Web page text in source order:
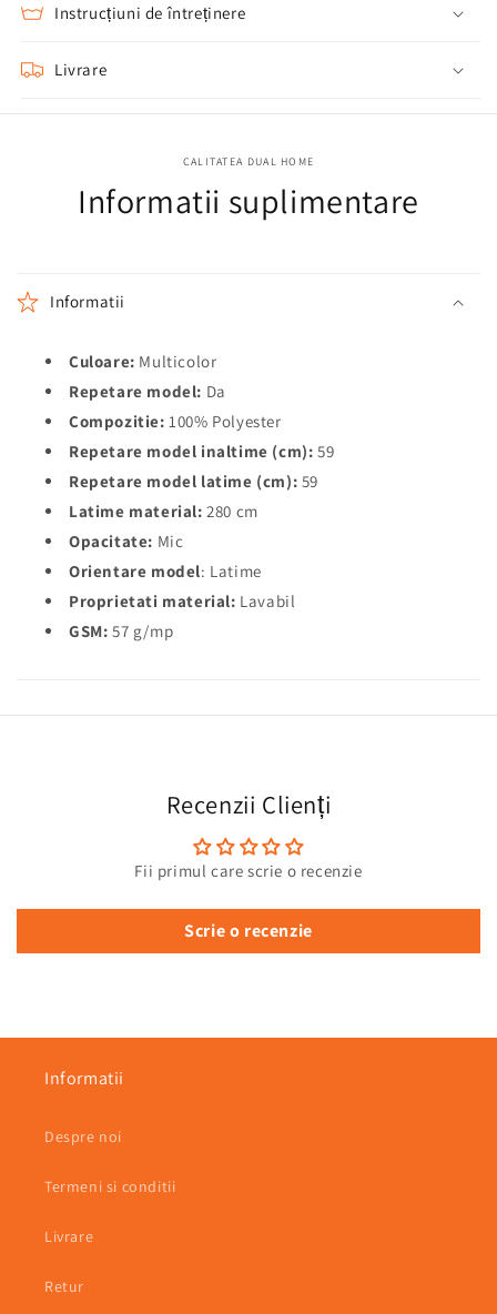
Instrucțiuni de întreținere
Livrare
CALITATEA DUAL HOME
Informatii suplimentare
Informatii
Culoare: Multicolor
Repetare model: Da
Compozitie: 100% Polyester
Repetare model inaltime (cm): 59
Repetare model latime (cm): 59
Latime material: 280 cm
Opacitate: Mic
Orientare model: Latime
Proprietati material: Lavabil
GSM: 57 g/mp
Recenzii Clienți
Fii primul care scrie o recenzie
Scrie o recenzie
Informatii
Despre noi
Termeni si conditii
Livrare
Retur